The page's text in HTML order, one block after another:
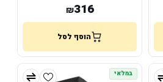
₪316
הוסף לסל
במלאי